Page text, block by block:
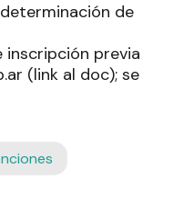
de
inscripción previa
(link al doc); se